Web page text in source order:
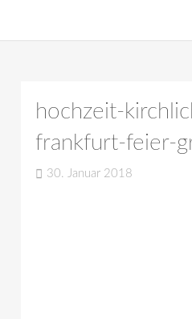
hochzeit-
frankfurt-feier-
30. Januar 2018